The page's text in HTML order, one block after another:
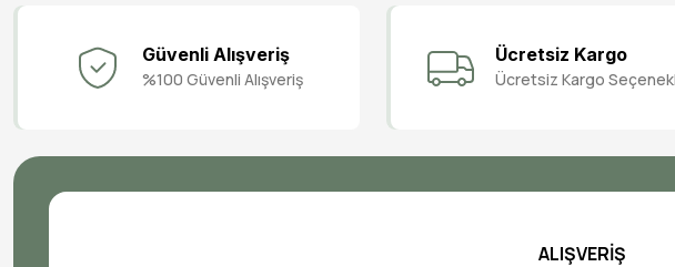
Güvenli Alışveriş
%100 Güvenli Alışveriş
Ücretsiz Kargo
Ücretsiz Kargo
ALIŞVERİŞ